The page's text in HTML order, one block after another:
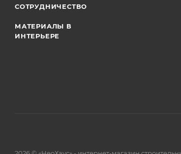
СОТРУДНИЧЕСТВО
МАТЕРИАЛЫ В
ИНТЕРЬЕРЕ